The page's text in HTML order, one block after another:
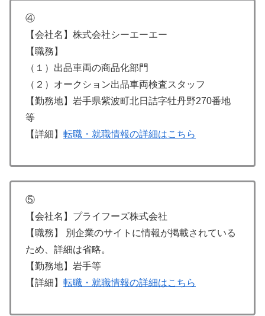
④
【会社名】株式会社シーエーエー
【職務】
（１）出品車両の商品化部門
（２）オークション出品車両検査スタッフ
【勤務地】岩手県紫波町北日詰字牡丹野270番地
等
【詳細】 転職・就職情報の詳細はこちら
⑤
【会社名】プライフーズ株式会社
【職務】 別企業のサイトに情報が掲載されている
ため、詳細は省略。
【勤務地】岩手等
【詳細】 転職・就職情報の詳細はこちら